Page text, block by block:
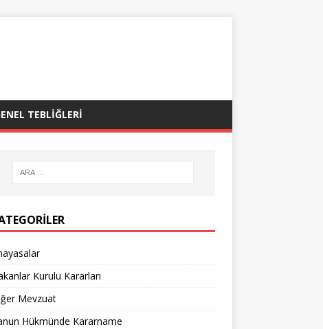
TEBLIĞLERI
Kurulu Kararları
Mevzuat
Hükmünde Kararname